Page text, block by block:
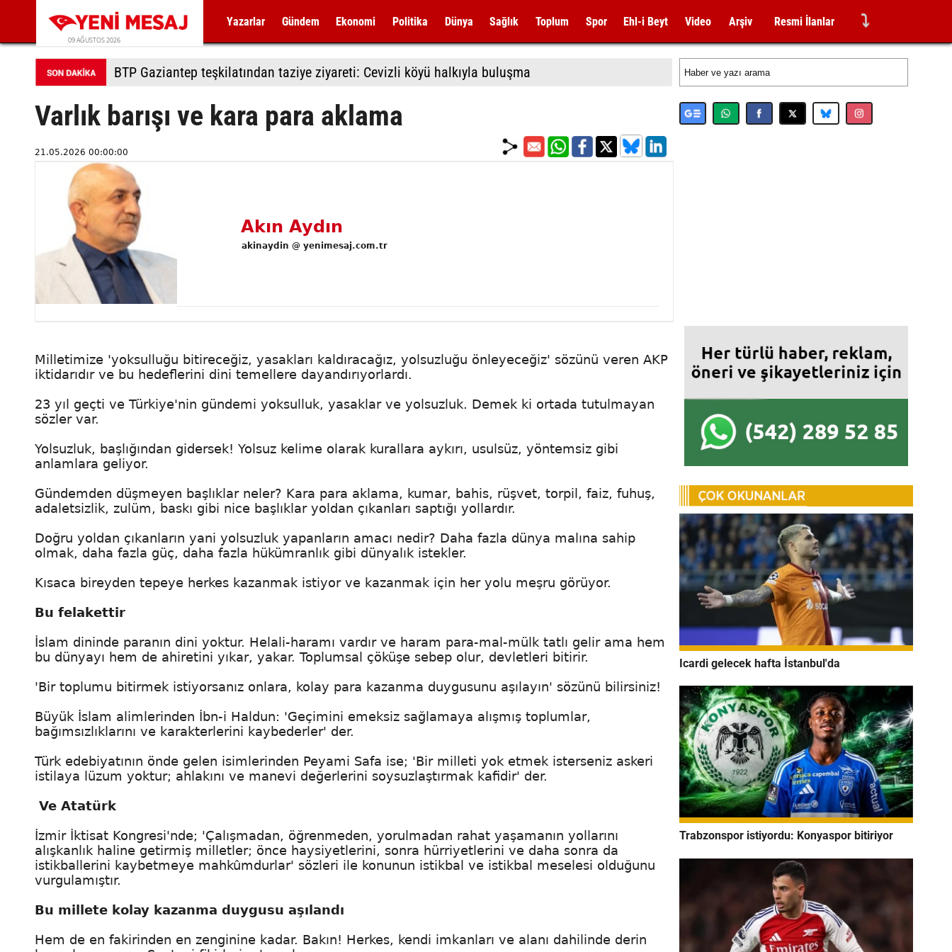
09 AĞUSTOS 2026
Yazarlar Gündem Ekonomi Politika Dünya Sağlık Toplum Spor Ehl-i Beyt Video Arşiv Resmi İlanlar ⤵
BTP Gaziantep teşkilatından taziye ziyareti: Cevizli köyü halkıyla buluşma
Varlık barışı ve kara para aklama
21.05.2026 00:00:00
Akın Aydın
akinaydin @ yenimesaj.com.tr
Milletimize 'yoksulluğu bitireceğiz, yasakları kaldıracağız, yolsuzluğu önleyeceğiz' sözünü veren AKP
iktidarıdır ve bu hedeflerini dini temellere dayandırıyorlardı.
23 yıl geçti ve Türkiye'nin gündemi yoksulluk, yasaklar ve yolsuzluk. Demek ki ortada tutulmayan
sözler var.
Yolsuzluk, başlığından gidersek! Yolsuz kelime olarak kurallara aykırı, usulsüz, yöntemsiz gibi
anlamlara geliyor.
Gündemden düşmeyen başlıklar neler? Kara para aklama, kumar, bahis, rüşvet, torpil, faiz, fuhuş,
adaletsizlik, zulüm, baskı gibi nice başlıklar yoldan çıkanları saptığı yollardır.
Doğru yoldan çıkanların yani yolsuzluk yapanların amacı nedir? Daha fazla dünya malına sahip
olmak, daha fazla güç, daha fazla hükümranlık gibi dünyalık istekler.
Kısaca bireyden tepeye herkes kazanmak istiyor ve kazanmak için her yolu meşru görüyor.
Bu felakettir
İslam dininde paranın dini yoktur. Helali-haramı vardır ve haram para-mal-mülk tatlı gelir ama hem
bu dünyayı hem de ahiretini yıkar, yakar. Toplumsal çöküşe sebep olur, devletleri bitirir.
'Bir toplumu bitirmek istiyorsanız onlara, kolay para kazanma duygusunu aşılayın' sözünü bilirsiniz!
Büyük İslam alimlerinden İbn-i Haldun: 'Geçimini emeksiz sağlamaya alışmış toplumlar,
bağımsızlıklarını ve karakterlerini kaybederler' der.
Türk edebiyatının önde gelen isimlerinden Peyami Safa ise; 'Bir milleti yok etmek isterseniz askeri
istilaya lüzum yoktur; ahlakını ve manevi değerlerini soysuzlaştırmak kafidir' der.
Ve Atatürk
İzmir İktisat Kongresi'nde; 'Çalışmadan, öğrenmeden, yorulmadan rahat yaşamanın yollarını
alışkanlık haline getirmiş milletler; önce haysiyetlerini, sonra hürriyetlerini ve daha sonra da
istikballerini kaybetmeye mahkûmdurlar' sözleri ile konunun istikbal ve istikbal meselesi olduğunu
vurgulamıştır.
Bu millete kolay kazanma duygusu aşılandı
Hem de en fakirinden en zenginine kadar. Bakın! Herkes, kendi imkanları ve alanı dahilinde derin
Icardi gelecek hafta İstanbul'da
Trabzonspor istiyordu: Konyaspor bitiriyor